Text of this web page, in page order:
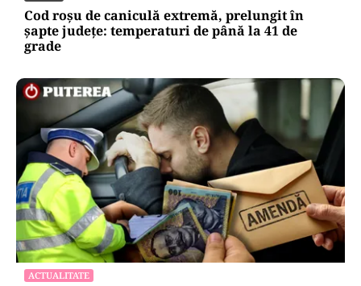
Cod roșu de caniculă extremă, prelungit în
șapte județe: temperaturi de până la 41 de
grade
ACTUALITATE